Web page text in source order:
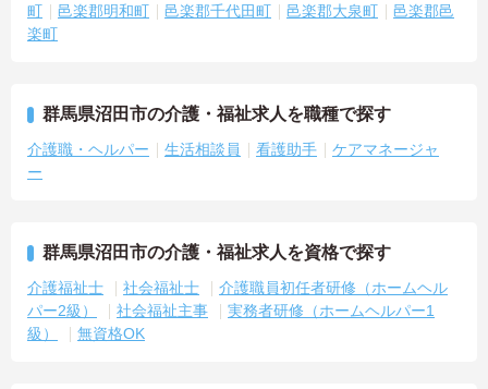
町
邑楽郡明和町 邑楽郡千代田町 邑楽郡大泉町
邑楽郡邑
楽町
群馬県沼田市の介護・福祉求人を職種で探す
介護職・ヘルパー 生活相談員 看護助手
ケアマネージャ
ー
群馬県沼田市の介護・福祉求人を資格で探す
介護福祉士 社会福祉士
介護職員初任者研修（ホームヘル
パー2級）
社会福祉主事
実務者研修（ホームヘルパー1
級）
無資格OK